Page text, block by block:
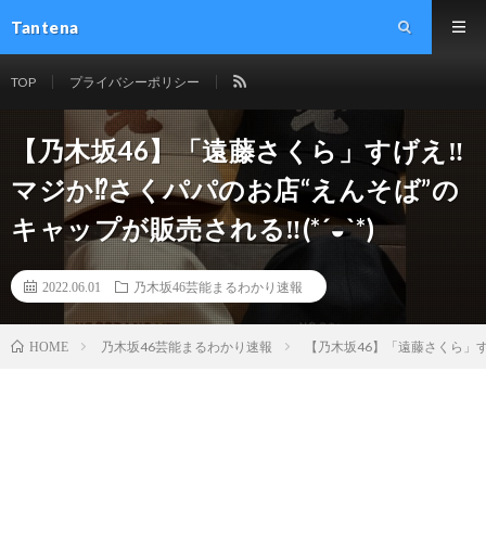
Tantena
TOP プライバシーポリシー
【乃木坂46】「遠藤さくら」すげえ‼︎
マジか⁉︎さくパパのお店“えんそば”の
キャップが販売される‼︎(*´◒`*)
2022.06.01 乃木坂46芸能まるわかり速報
HOME 乃木坂46芸能まるわかり速報 【乃木坂46】「遠藤さくら